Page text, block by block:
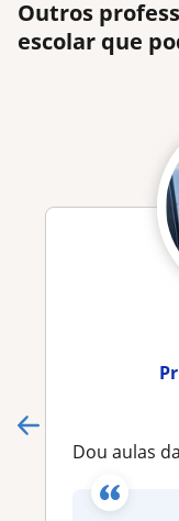
Outros
escolar que
Dou aulas da alfabetização até o 5º